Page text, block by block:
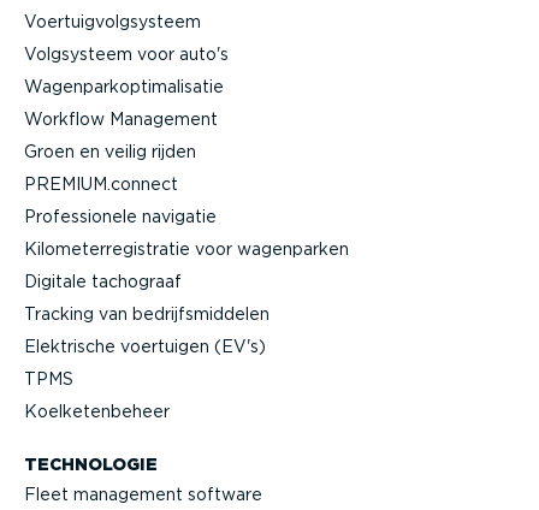
Voertuig­volg­systeem
Volgsysteem voor auto's
Wagen­par­kop­ti­ma­li­satie
Workflow Management
Groen en veilig rijden
PREMIUM.connect
Profes­si­onele navigatie
Kilome­ter­re­gi­stratie voor wagenparken
Digitale tachograaf
Tracking van bedrijfs­mid­delen
Elektrische voertuigen (EV's)
TPMS
Koelke­ten­beheer
TECHNOLOGIE
Fleet management software